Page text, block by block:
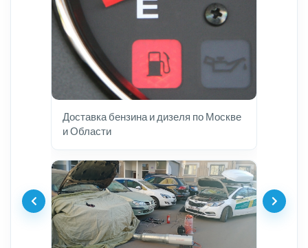
Доставка бензина и дизеля по Москве
и Области